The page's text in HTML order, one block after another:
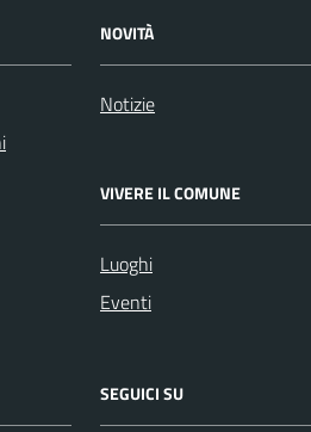
NOVITÀ
Notizie
VIVERE IL COMUNE
Luoghi
Eventi
SEGUICI SU